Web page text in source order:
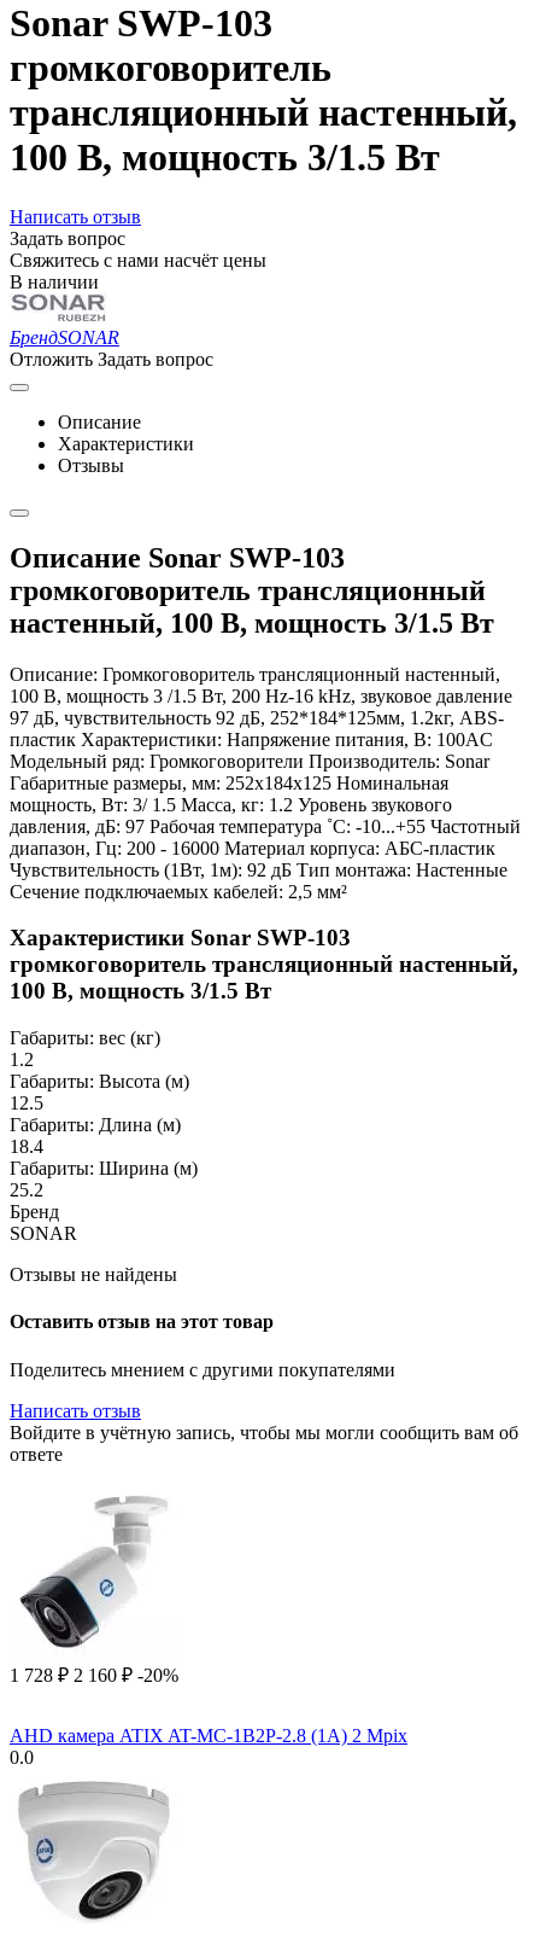
Sonar SWP-103
громкоговоритель
трансляционный настенный,
100 В, мощность 3/1.5 Вт
Написать отзыв
Задать вопрос
Свяжитесь с нами насчёт цены
В наличии
БрендSONAR
Отложить Задать вопрос
Описание
Характеристики
Отзывы
Описание Sonar SWP-103
громкоговоритель трансляционный
настенный, 100 В, мощность 3/1.5 Вт
Описание: Громкоговоритель трансляционный настенный,
100 В, мощность 3 /1.5 Вт, 200 Hz-16 kНz, звуковое давление
97 дБ, чувствительность 92 дБ, 252*184*125мм, 1.2кг, ABS-
пластик Характеристики: Напряжение питания, В: 100AC
Модельный ряд: Громкоговорители Производитель: Sonar
Габаритные размеры, мм: 252x184x125 Номинальная
мощность, Вт: 3/ 1.5 Масса, кг: 1.2 Уровень звукового
давления, дБ: 97 Рабочая температура ˚C: -10...+55 Частотный
диапазон, Гц: 200 - 16000 Материал корпуса: АБС-пластик
Чувствительность (1Вт, 1м): 92 дБ Тип монтажа: Настенные
Сечение подключаемых кабелей: 2,5 мм²
Характеристики Sonar SWP-103
громкоговоритель трансляционный настенный,
100 В, мощность 3/1.5 Вт
Габариты: вес (кг)
1.2
Габариты: Высота (м)
12.5
Габариты: Длина (м)
18.4
Габариты: Ширина (м)
25.2
Бренд
SONAR
Отзывы не найдены
Оставить отзыв на этот товар
Поделитесь мнением с другими покупателями
Написать отзыв
Войдите в учётную запись, чтобы мы могли сообщить вам об
ответе
1 728 ₽ 2 160 ₽ -20%
AHD камера ATIX AT-MC-1B2P-2.8 (1A) 2 Mpix
0.0